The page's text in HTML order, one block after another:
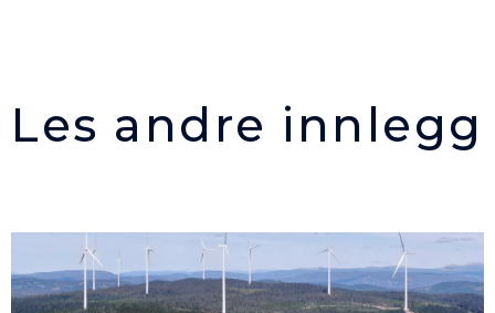
Les andre innlegg